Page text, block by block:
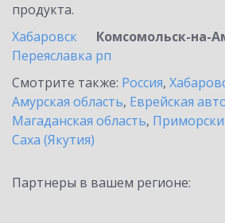
продукта.
Хабаровск
Комсомольск-на-
Переяславка рп
Смотрите также: Россия,
Амурская область, Еврейская
Магаданская область,
Саха (Якутия)
Партнеры в вашем регионе: